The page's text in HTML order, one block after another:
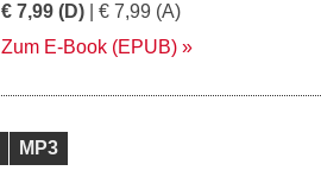
€ 7,99 (D) | € 7,99 (A)
Zum E-Book (EPUB)
MP3